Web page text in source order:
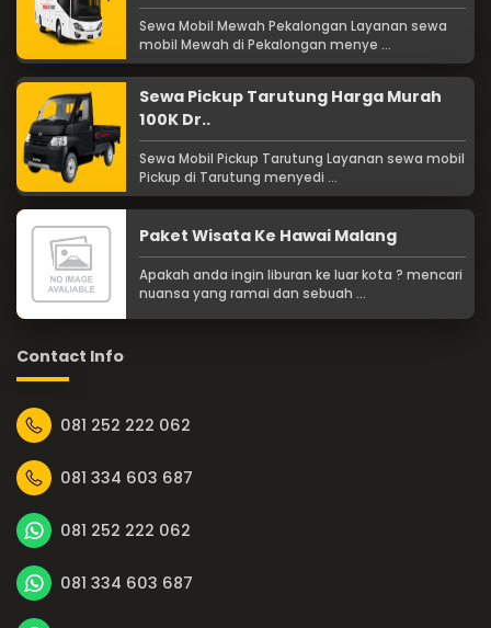
Sewa Mobil Mewah Pekalongan Layanan sewa
mobil Mewah di Pekalongan menye ...
Sewa Pickup Tarutung Harga Murah
100K Dr..
Sewa Mobil Pickup Tarutung Layanan sewa mobil
Pickup di Tarutung menyedi ...
Paket Wisata Ke Hawai Malang
Apakah anda ingin liburan ke luar kota ? mencari
nuansa yang ramai dan sebuah ...
Contact Info
081 252 222 062
081 334 603 687
081 252 222 062
081 334 603 687